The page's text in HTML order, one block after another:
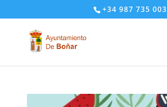
+34 987 735 003